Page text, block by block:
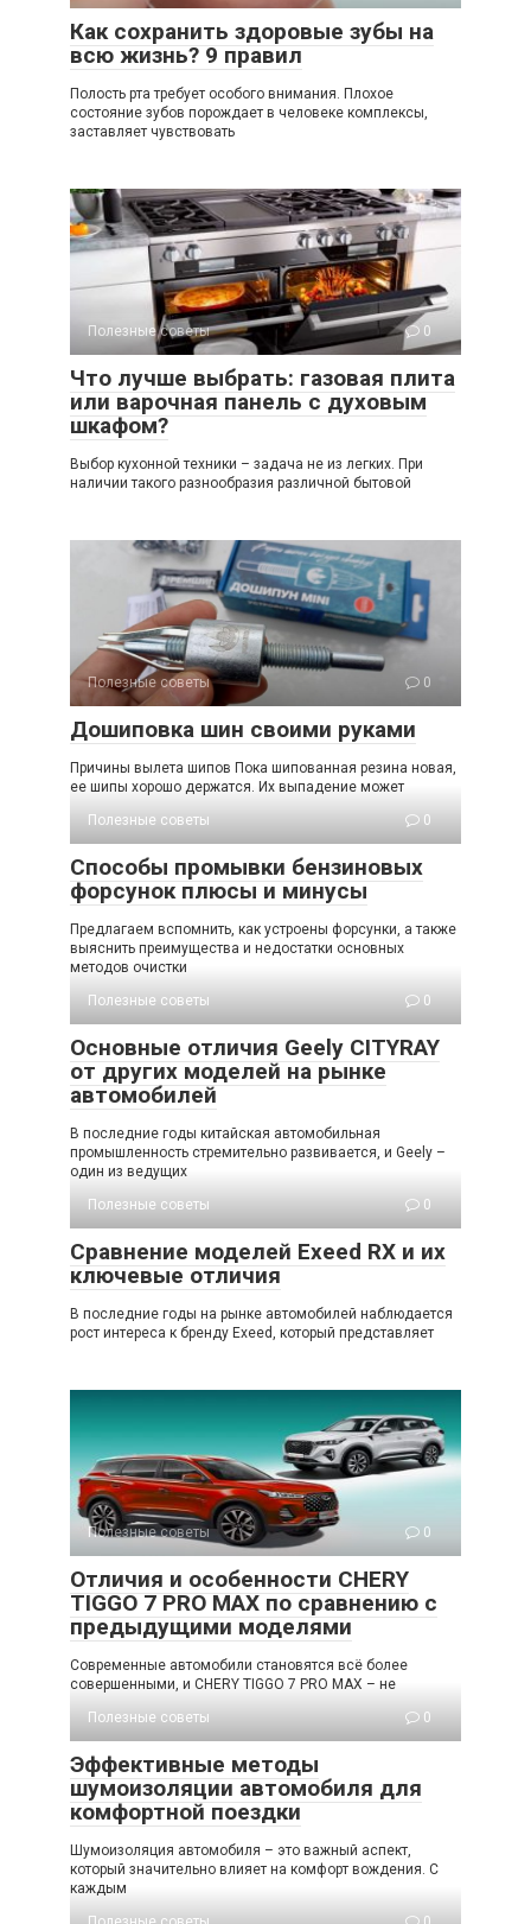
Как сохранить здоровые зубы на
всю жизнь? 9 правил
Полость рта требует особого внимания. Плохое
состояние зубов порождает в человеке комплексы,
заставляет чувствовать
Полезные советы 0
Что лучше выбрать: газовая плита
или варочная панель с духовым
шкафом?
Выбор кухонной техники – задача не из легких. При
наличии такого разнообразия различной бытовой
Полезные советы 0
Дошиповка шин своими руками
Причины вылета шипов Пока шипованная резина новая,
ее шипы хорошо держатся. Их выпадение может
Полезные советы
0
Способы промывки бензиновых
форсунок плюсы и минусы
Предлагаем вспомнить, как устроены форсунки, а также
выяснить преимущества и недостатки основных
методов очистки
Полезные советы
0
Основные отличия Geely CITYRAY
от других моделей на рынке
автомобилей
В последние годы китайская автомобильная
промышленность стремительно развивается, и Geely –
один из ведущих
Полезные советы
0
Сравнение моделей Exeed RX и их
ключевые отличия
В последние годы на рынке автомобилей наблюдается
рост интереса к бренду Exeed, который представляет
Полезные советы 0
Отличия и особенности CHERY
TIGGO 7 PRO MAX по сравнению с
предыдущими моделями
Современные автомобили становятся всё более
совершенными, и CHERY TIGGO 7 PRO MAX – не
Полезные советы
0
Эффективные методы
шумоизоляции автомобиля для
комфортной поездки
Шумоизоляция автомобиля – это важный аспект,
который значительно влияет на комфорт вождения. С
каждым